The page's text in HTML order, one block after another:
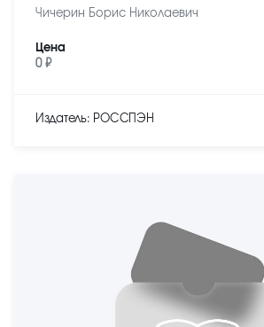
Чичерин Борис Николаевич
Цена
0 ₽
Издатель: РОССПЭН